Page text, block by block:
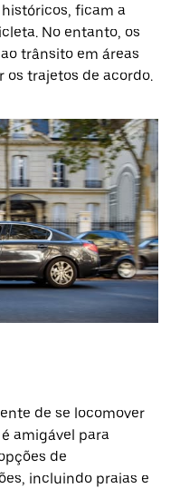
ficam a
No entanto, os
trânsito em áreas
os trajetos de acordo.
de se locomover
amigável para
de
incluindo praias e